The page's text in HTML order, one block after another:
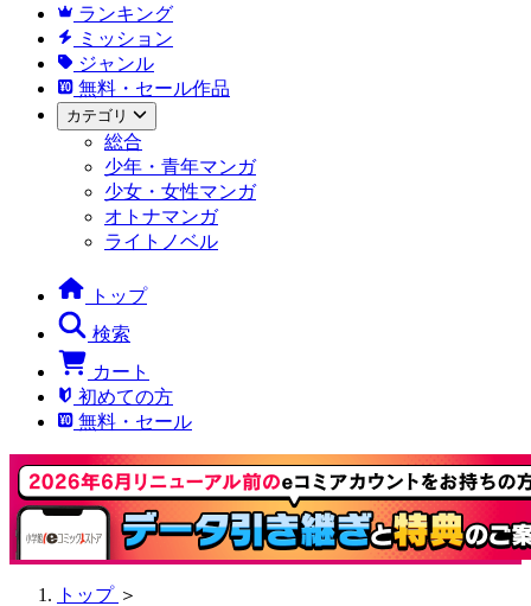
ランキング
ミッション
ジャンル
無料・セール作品
カテゴリ
総合
少年・青年マンガ
少女・女性マンガ
オトナマンガ
ライトノベル
トップ
検索
カート
初めての方
無料・セール
トップ ＞